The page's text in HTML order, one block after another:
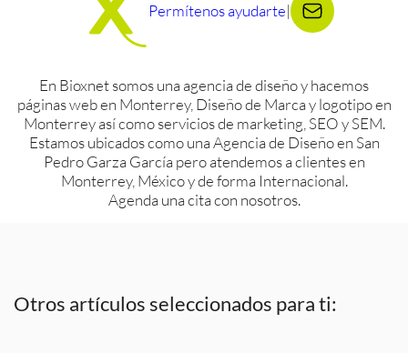
Permítenos ayudarte|
En Bioxnet somos una agencia de diseño y hacemos
páginas web en Monterrey, Diseño de Marca y logotipo en
Monterrey así como servicios de marketing, SEO y SEM.
Estamos ubicados como una Agencia de Diseño en San
Pedro Garza García pero atendemos a clientes en
Monterrey, México y de forma Internacional.
Agenda una cita con nosotros.
Otros artículos seleccionados para ti: